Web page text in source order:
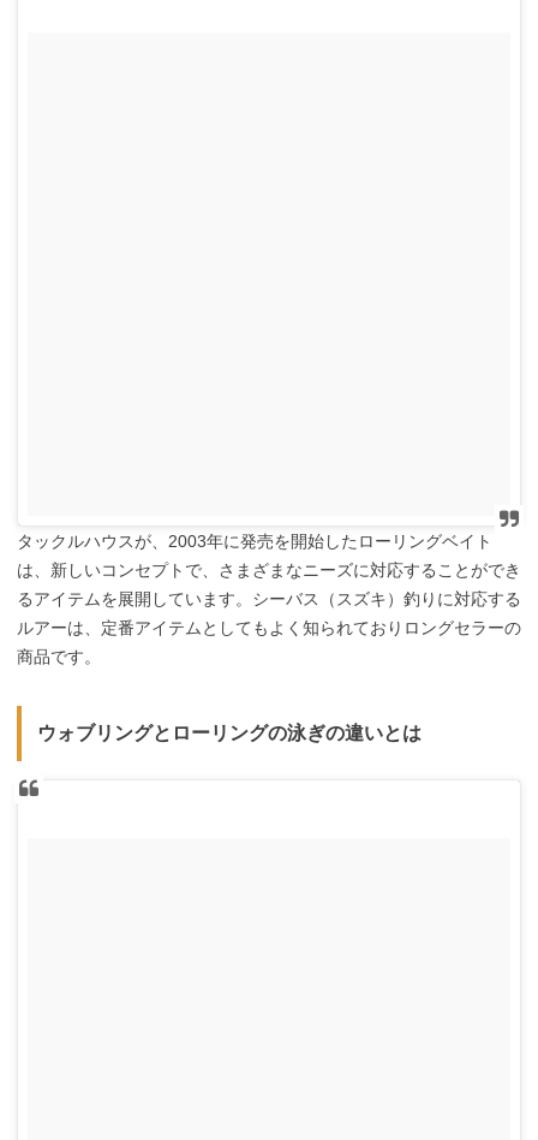
タックルハウスが、2003年に発売を開始したローリングベイト
は、新しいコンセプトで、さまざまなニーズに対応することができ
るアイテムを展開しています。シーバス（スズキ）釣りに対応する
ルアーは、定番アイテムとしてもよく知られておりロングセラーの
商品です。
ウォブリングとローリングの泳ぎの違いとは